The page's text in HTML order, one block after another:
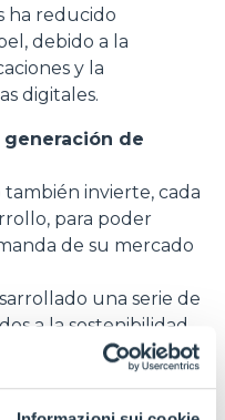
ha reducido
debido a la
y la
digitales.
generación de
invierte, cada
para poder
de su mercado
una serie de
a la sostenibilidad,
de su gama